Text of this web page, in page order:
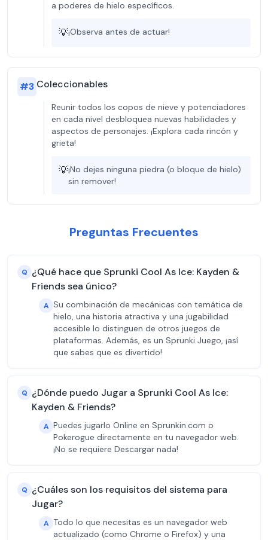
a poderes de hielo específicos.
💡¡Observa antes de actuar!
#3 Coleccionables
Reunir todos los copos de nieve y potenciadores
en cada nivel desbloquea nuevas habilidades y
aspectos de personajes. ¡Explora cada rincón y
grieta!
💡¡No dejes ninguna piedra (o bloque de hielo)
sin remover!
Preguntas Frecuentes
Q ¿Qué hace que Sprunki Cool As Ice: Kayden &
Friends sea único?
A Su combinación de mecánicas con temática de
hielo, una historia atractiva y una jugabilidad
accesible lo distinguen de otros juegos de
plataformas. Además, es un Sprunki Juego, ¡así
que sabes que es divertido!
Q ¿Dónde puedo Jugar a Sprunki Cool As Ice:
Kayden & Friends?
A Puedes jugarlo Online en Sprunkin.com o
Pokerogue directamente en tu navegador web.
¡No se requiere Descargar nada!
Q ¿Cuáles son los requisitos del sistema para
Jugar?
A Todo lo que necesitas es un navegador web
actualizado (como Chrome o Firefox) y una